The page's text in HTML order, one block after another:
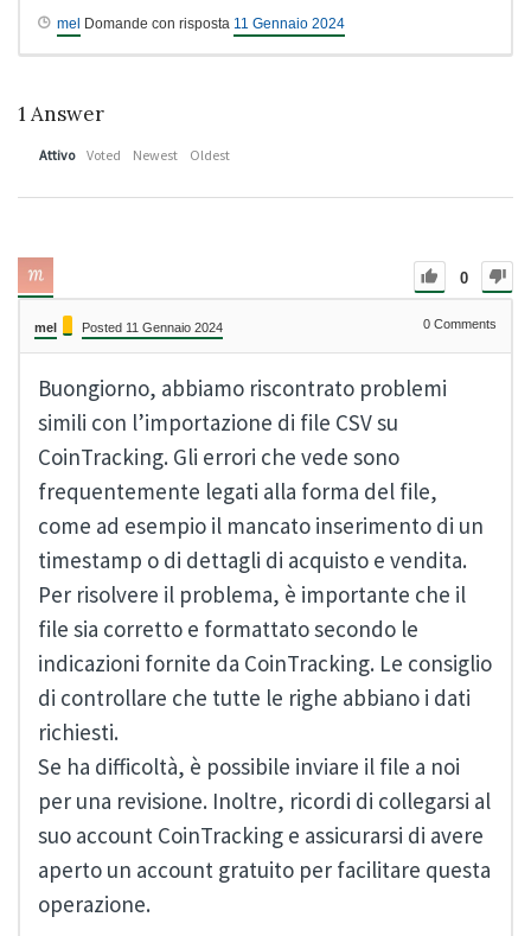
mel Domande con risposta 11 Gennaio 2024
1 Answer
Attivo Voted Newest Oldest
0
mel Posted 11 Gennaio 2024 0 Comments
Buongiorno, abbiamo riscontrato problemi
simili con l’importazione di file CSV su
CoinTracking. Gli errori che vede sono
frequentemente legati alla forma del file,
come ad esempio il mancato inserimento di un
timestamp o di dettagli di acquisto e vendita.
Per risolvere il problema, è importante che il
file sia corretto e formattato secondo le
indicazioni fornite da CoinTracking. Le consiglio
di controllare che tutte le righe abbiano i dati
richiesti.
Se ha difficoltà, è possibile inviare il file a noi
per una revisione. Inoltre, ricordi di collegarsi al
suo account CoinTracking e assicurarsi di avere
aperto un account gratuito per facilitare questa
operazione.